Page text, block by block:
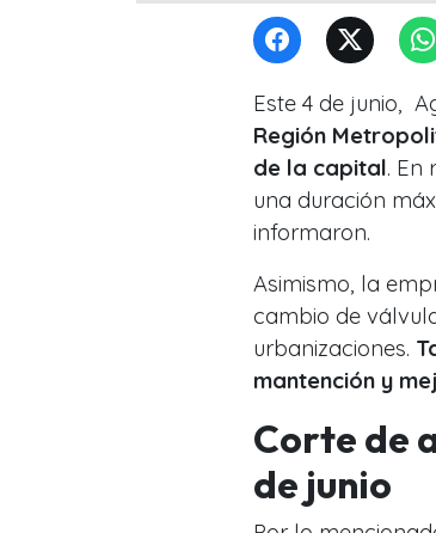
Este 4 de junio,
Región
de la capital. En
una duración
informaron.
Asimismo, la
cambio de
urbanizaciones.
mantención y
Corte de
de junio